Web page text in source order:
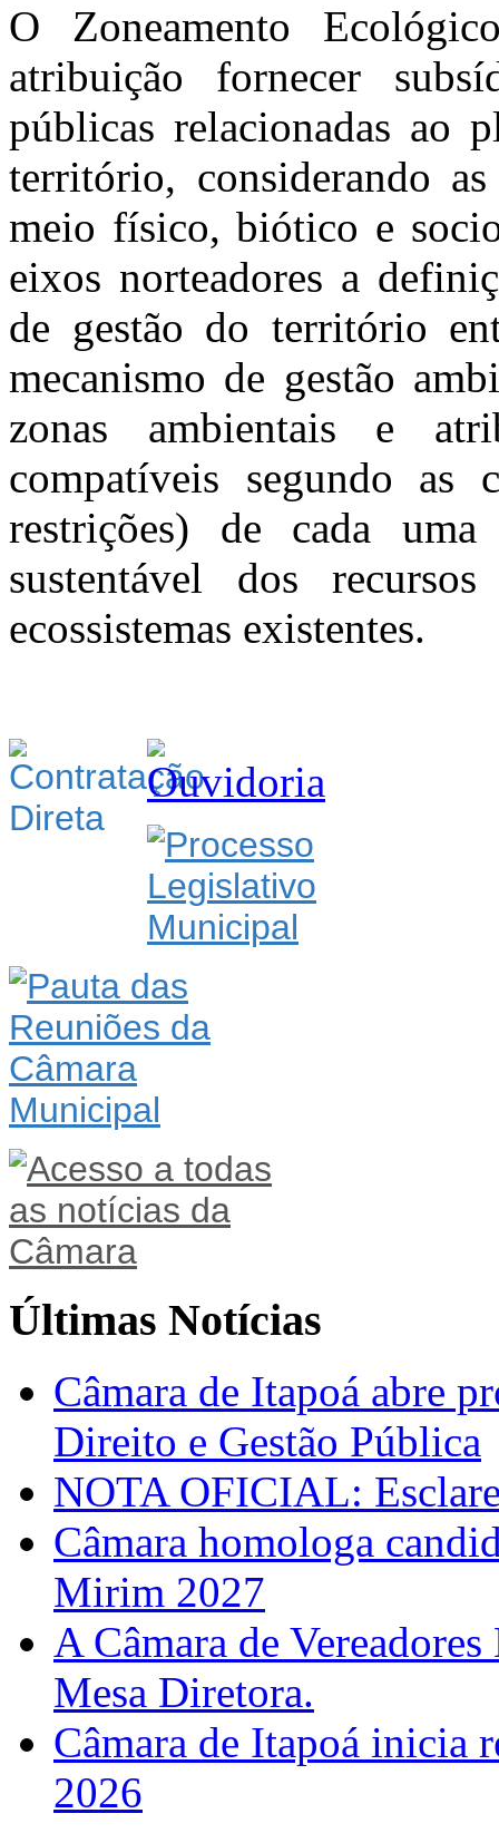
O Zoneamento
atribuição fornecer
públicas relacionadas ao
território, considerando
meio físico, biótico e
eixos norteadores a
de gestão do território
mecanismo de gestão
zonas ambientais e
compatíveis segundo as
restrições) de cada
sustentável dos
ecossistemas existentes.
Últimas Notícias
Câmara de Itapoá abre
Direito e Gestão Pública
NOTA OFICIAL:
Câmara homologa
Mirim 2027
A Câmara de
Mesa Diretora.
Câmara de Itapoá inicia
2026